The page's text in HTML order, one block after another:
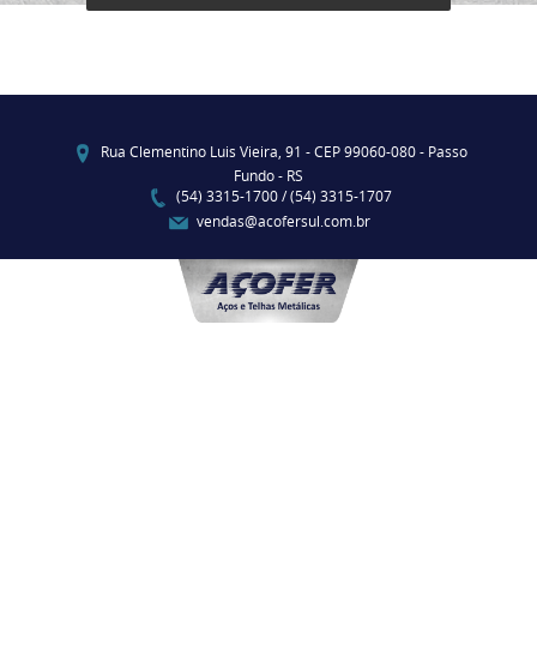
Rua Clementino Luis Vieira, 91 - CEP 99060-080 - Passo
Fundo - RS
(54) 3315-1700 / (54) 3315-1707
vendas@acofersul.com.br